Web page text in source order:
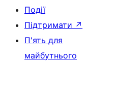
Події
Підтримати ↗
П'ять для
майбутнього